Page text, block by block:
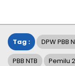
Tag : DPW PBB
PBB NTB Pemilu